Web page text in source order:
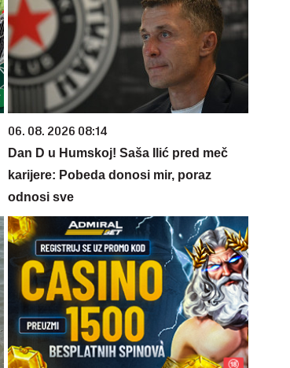
06. 08. 2026 08:14
Dan D u Humskoj! Saša Ilić pred meč
karijere: Pobeda donosi mir, poraz
odnosi sve